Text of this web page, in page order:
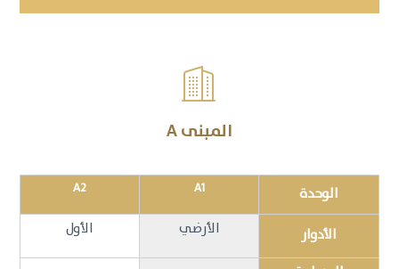

المبنى A
الوحدة A1
A2
الأدوار الأرضي الأول